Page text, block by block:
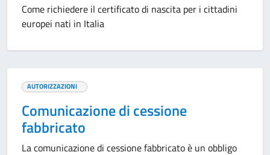
Come richiedere il certificato di nascita per i cittadini
europei nati in Italia
AUTORIZZAZIONI
Comunicazione di cessione
fabbricato
La comunicazione di cessione fabbricato è un obbligo